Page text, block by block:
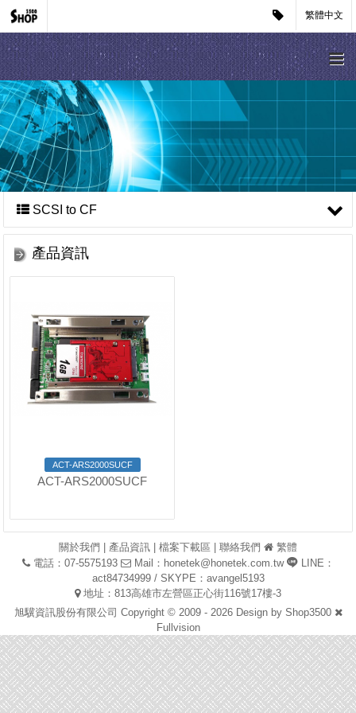
繁體中文
SCSI to CF
產品資訊
ACT-ARS2000SUCF
ACT-ARS2000SUCF
關於我們 產品資訊 檔案下載區 聯絡我們
繁體
電話：07-5575193
Mail： honetek@honetek.com.tw
LINE：
act84734999 / SKYPE：avangel5193
地址：813高雄市左營區正心街116號17樓-3
旭驥資訊股份有限公司 Copyright © 2009 - 2026 Design by Shop3500
Fullvision